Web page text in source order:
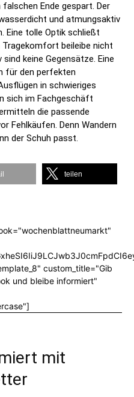
Ende gespart. Der
und atmungsaktiv
Eine tolle Optik schließt
Tragekomfort beileibe nicht
keine Gegensätze. Eine
für den perfekten
in schwieriges
sich im Fachgeschäft
die passende
Fehlkäufen. Denn Wandern
der Schuh passt.
teilen
custom_title="Gib
und bleibe informiert"
mit